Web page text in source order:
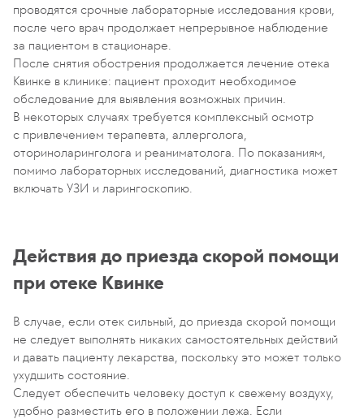
проводятся срочные лабораторные исследования крови,
после чего врач продолжает непрерывное наблюдение
за пациентом в стационаре.
После снятия обострения продолжается лечение отека
Квинке в клинике: пациент проходит необходимое
обследование для выявления возможных причин.
В некоторых случаях требуется комплексный осмотр
с привлечением терапевта, аллерголога,
оториноларинголога и реаниматолога. По показаниям,
помимо лабораторных исследований, диагностика может
включать УЗИ и ларингоскопию.
Действия до приезда скорой помощи
при отеке Квинке
В случае, если отек сильный, до приезда скорой помощи
не следует выполнять никаких самостоятельных действий
и давать пациенту лекарства, поскольку это может только
ухудшить состояние.
Следует обеспечить человеку доступ к свежему воздуху,
удобно разместить его в положении лежа. Если